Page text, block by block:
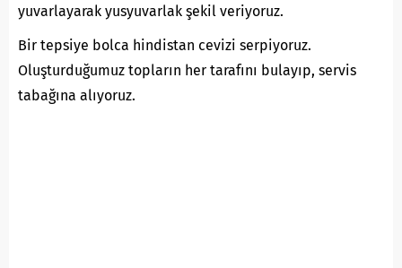
yuvarlayarak yusyuvarlak şekil veriyoruz.
Bir tepsiye bolca hindistan cevizi serpiyoruz.
Oluşturduğumuz topların her tarafını bulayıp, servis
tabağına alıyoruz.